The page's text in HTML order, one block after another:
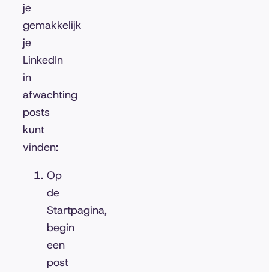
je
gemakkelijk
je
LinkedIn
in
afwachting
posts
kunt
vinden:
Op
de
Startpagina,
begin
een
post